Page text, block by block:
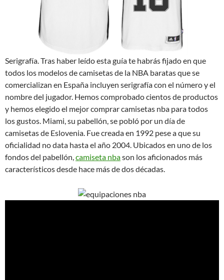
Serigrafía. Tras haber leído esta guía te habrás fijado en que
todos los modelos de camisetas de la NBA baratas que se
comercializan en España incluyen serigrafía con el número y el
nombre del jugador. Hemos comprobado cientos de productos
y hemos elegido el mejor comprar camisetas nba para todos
los gustos. Miami, su pabellón, se pobló por un día de
camisetas de Eslovenia. Fue creada en 1992 pese a que su
oficialidad no data hasta el año 2004. Ubicados en uno de los
fondos del pabellón,camiseta nbason los aficionados más
característicos desde hace más de dos décadas.